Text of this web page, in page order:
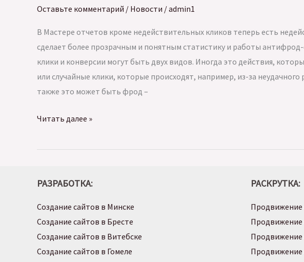
Оставьте комментарий / Новости /admin1
В Мастере отчетов кроме недействительных кликов теперь есть
сделает более прозрачным и понятным статистику и работы
клики и конверсии могут быть двух видов. Иногда это действия,
или случайные клики, которые происходят, например, из-за
также это может быть фрод –
В
отчетов
Директа
недействительные
конверсии
Читать далее »
РАЗРАБОТКА:
Создание сайтов в Минске
Создание сайтов в Бресте
Создание сайтов в Витебске
Создание сайтов в Гомеле
РАСКРУТКА:
Продвижение
Продвижение
Продвижение
Продвижение